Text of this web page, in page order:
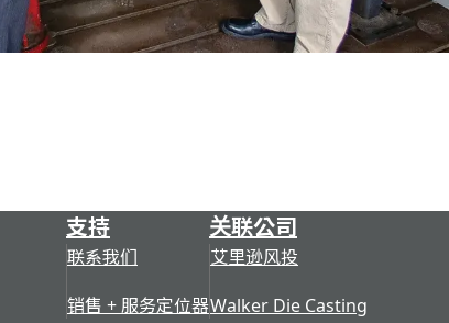
支持
联系我们
销售 + 服务定位器
关联公司
艾里逊风投
Walker Die Casting